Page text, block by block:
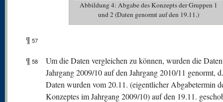
Abbildung 4: Abgabe des Konzepts der Gruppen 1
und 2 (Daten genormt auf den 19.11.)
¶ 57
¶ 58
Um die Daten vergleichen zu können, wurden die
Jahrgang 2009/10 auf den Jahrgang 2010/11 genormt,
Daten wurden vom 20.11. (eigentlicher Abgabetermin
Konzeptes im Jahrgang 2009/10) auf den 19.11.